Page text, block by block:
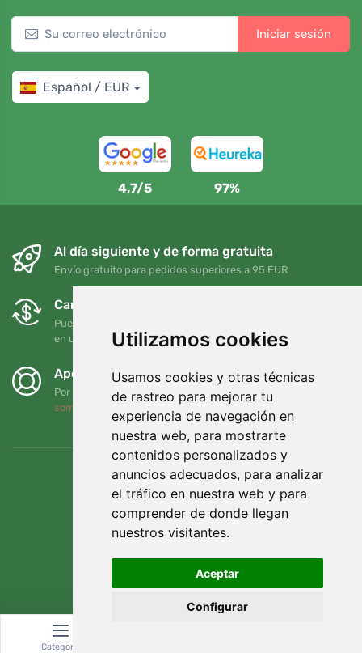
Utilizamos cookies
Usamos cookies y otras técnicas
de rastreo para mejorar tu
experiencia de navegación en
nuestra web, para mostrarte
contenidos personalizados y
anuncios adecuados, para analizar
el tráfico en nuestra web y para
comprender de donde llegan
nuestros visitantes.
Aceptar
Configurar
Iniciar sesión
Español / EUR
4,7/5 97%
Al día siguiente y de forma gratuita
Envío gratuito para pedidos superiores a 95 EUR
Cambios y devoluciones gratuitos
Puede devolver o cambiar su pedido en cualquier momento
en un plazo de 90 días
Apoyamos a Trees.org
Por cada pedido plantamos un árbol. Leer más
somos
Categoría